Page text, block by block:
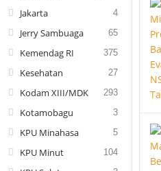
Jakarta 4
Jerry Sambuaga 65
Kemendag RI 375
Kesehatan 27
Kodam XIII/MDK 293
Kotamobagu 3
KPU Minahasa 5
KPU Minut 104